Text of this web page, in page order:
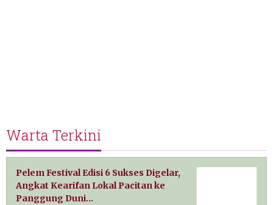
Warta Terkini
Pelem Festival Edisi 6 Sukses Digelar,
Angkat Kearifan Lokal Pacitan ke
Panggung Duni…